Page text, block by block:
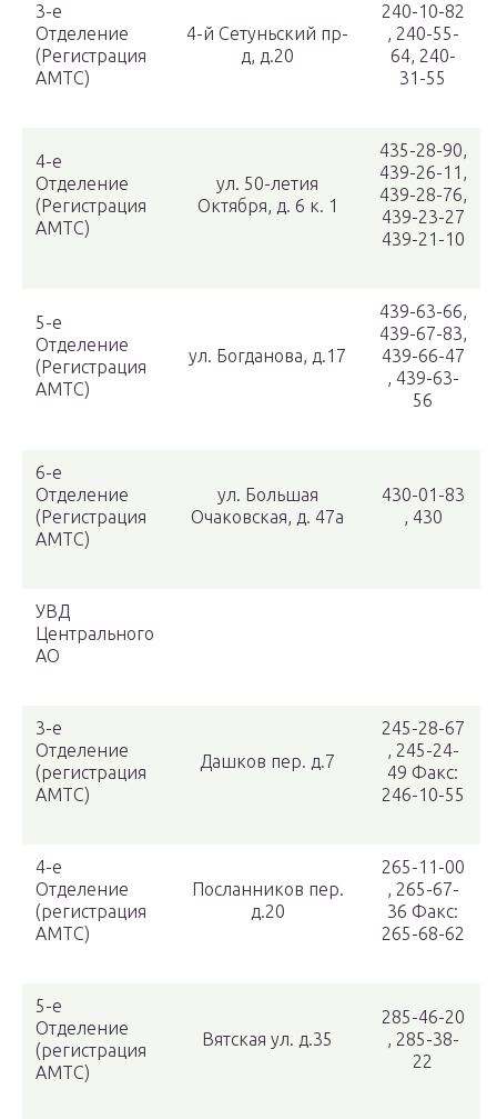
3-е
Отделение
(Регистрация
АМТС)
4-й Сетуньский пр-
д, д.20
240-10-82
, 240-55-
64, 240-
31-55
4-е
Отделение
(Регистрация
АМТС)
ул. 50-летия
Октября, д. 6 к. 1
435-28-90,
439-26-11,
439-28-76,
439-23-27
439-21-10
5-е
Отделение
(Регистрация
АМТС)
ул. Богданова, д.17
439-63-66,
439-67-83,
439-66-47
, 439-63-
56
6-е
Отделение
(Регистрация
АМТС)
ул. Большая
Очаковская, д. 47а
430-01-83
, 430
УВД
Центрального
АО
3-е
Отделение
(регистрация
АМТС)
Дашков пер. д.7
245-28-67
, 245-24-
49 Факс:
246-10-55
4-е
Отделение
(регистрация
АМТС)
Посланников пер.
д.20
265-11-00
, 265-67-
36 Факс:
265-68-62
5-е
Отделение
(регистрация
АМТС)
Вятская ул. д.35
285-46-20
, 285-38-
22